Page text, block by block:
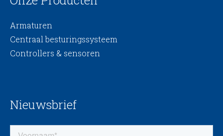
Armaturen
Centraal besturingssysteem
Controllers & sensoren
Nieuwsbrief